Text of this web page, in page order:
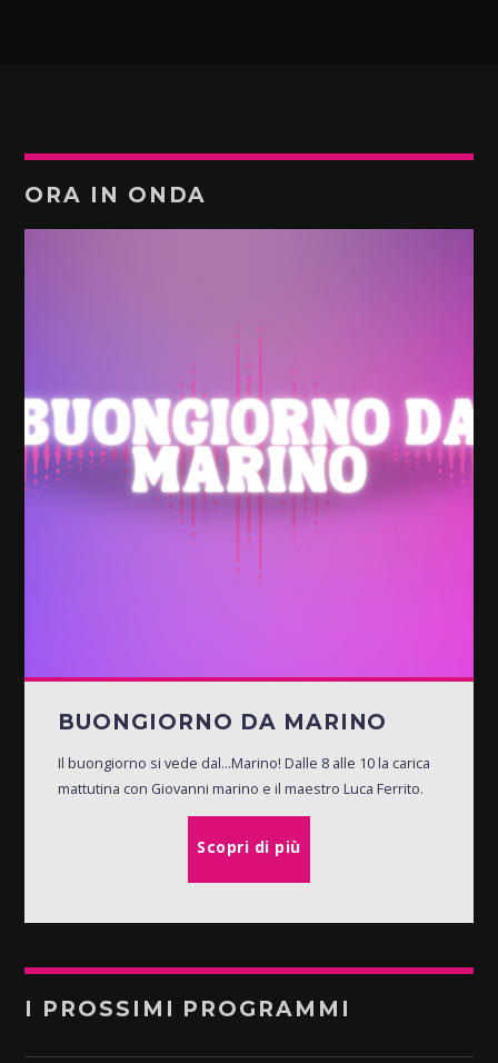
ORA IN ONDA
BUONGIORNO DA MARINO
Il buongiorno si vede dal...Marino! Dalle 8 alle 10 la carica
mattutina con Giovanni marino e il maestro Luca Ferrito.
Scopri di più
I PROSSIMI PROGRAMMI